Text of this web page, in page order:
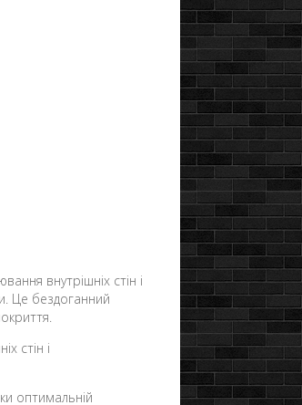
внутрішніх стін і
Це бездоганний
стін і
оптимальній